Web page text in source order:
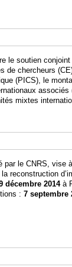
le soutien
de chercheurs
(PICS), le
associés
mixtes
par le CNRS, vise
reconstruction
décembre 2014à
: 7 septembre